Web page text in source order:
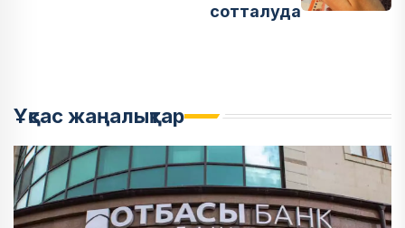
сотталуда
Ұқсас жаңалықтар